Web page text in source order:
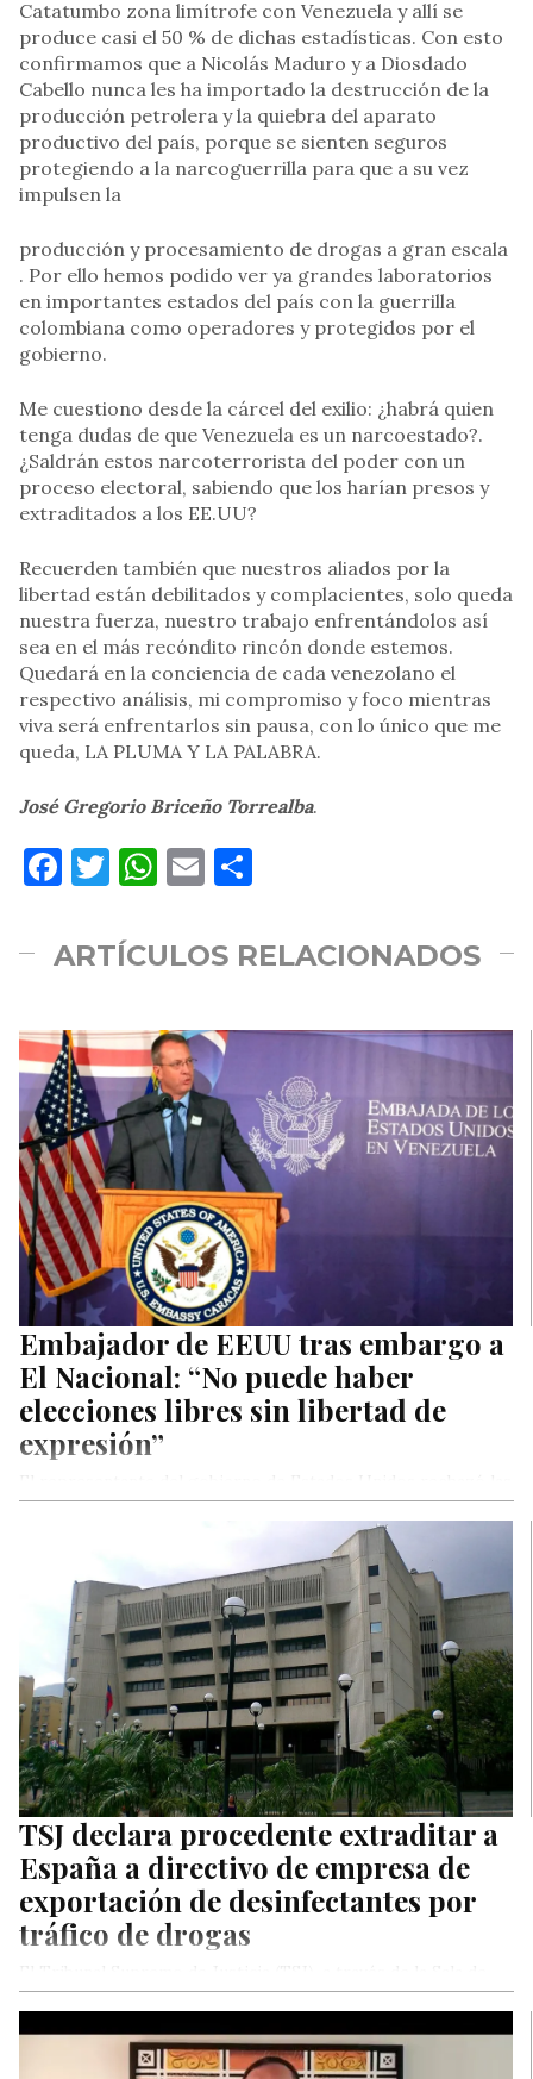
Catatumbo zona limítrofe con Venezuela y allí se
produce casi el 50 % de dichas estadísticas. Con esto
confirmamos que a Nicolás Maduro y a Diosdado
Cabello nunca les ha importado la destrucción de la
producción petrolera y la quiebra del aparato
productivo del país, porque se sienten seguros
protegiendo a la narcoguerrilla para que a su vez
impulsen la
producción y procesamiento de drogas a gran escala
. Por ello hemos podido ver ya grandes laboratorios
en importantes estados del país con la guerrilla
colombiana como operadores y protegidos por el
gobierno.
Me cuestiono desde la cárcel del exilio: ¿habrá quien
tenga dudas de que Venezuela es un narcoestado?.
¿Saldrán estos narcoterrorista del poder con un
proceso electoral, sabiendo que los harían presos y
extraditados a los EE.UU?
Recuerden también que nuestros aliados por la
libertad están debilitados y complacientes, solo queda
nuestra fuerza, nuestro trabajo enfrentándolos así
sea en el más recóndito rincón donde estemos.
Quedará en la conciencia de cada venezolano el
respectivo análisis, mi compromiso y foco mientras
viva será enfrentarlos sin pausa, con lo único que me
queda, LA PLUMA Y LA PALABRA.
José Gregorio Briceño Torrealba.
Facebook
Twitter
WhatsApp
Email
ARTÍCULOS RELACIONADOS
Embajador de EEUU tras embargo a
El Nacional: “No puede haber
elecciones libres sin libertad de
expresión”
acciones contra el diario venezolano.
TSJ declara procedente extraditar a
España a directivo de empresa de
exportación de desinfectantes por
tráfico de drogas
Casación Penal, declaró procedente la solicitud de